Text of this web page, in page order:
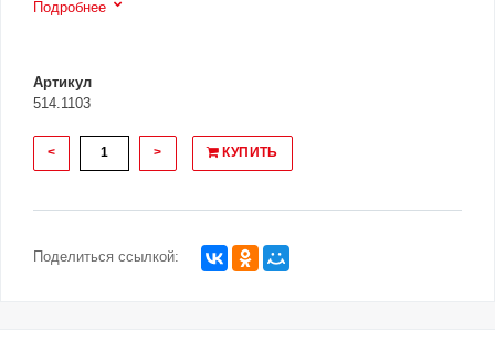
Подробнее
Артикул
514.1103
< > КУПИТЬ
Поделиться ссылкой: